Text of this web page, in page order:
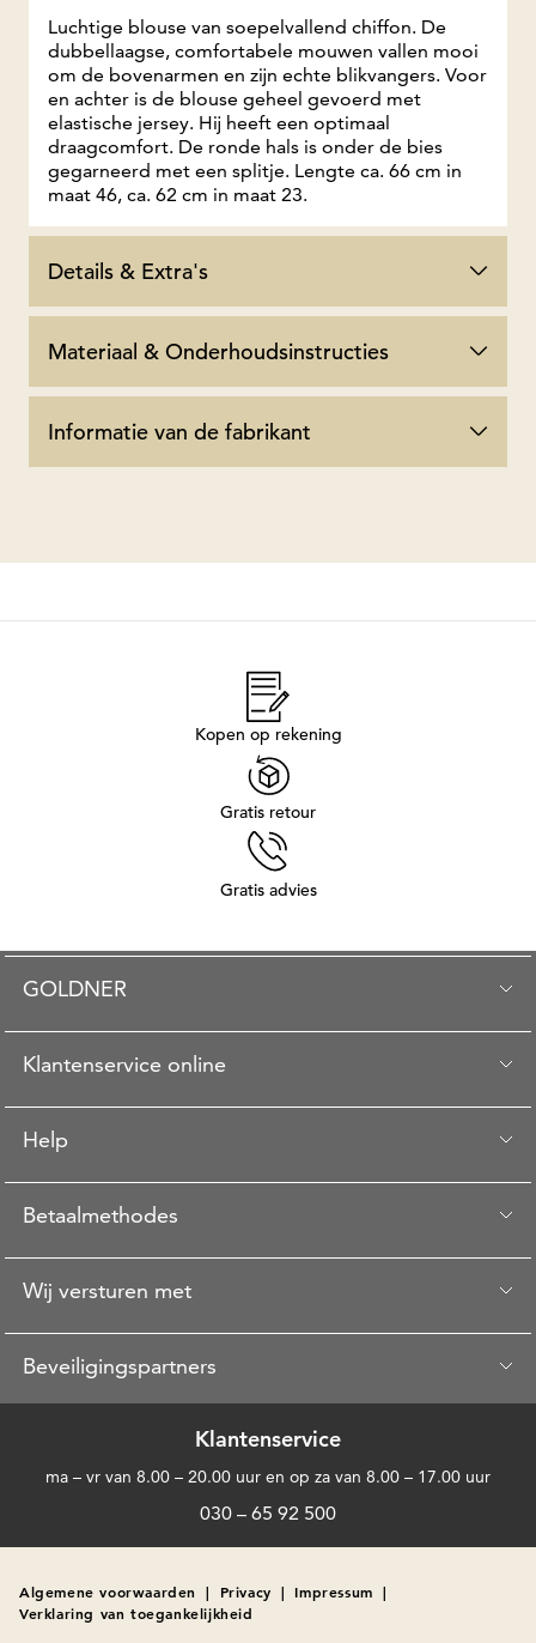
Luchtige blouse van soepelvallend chiffon. De
dubbellaagse, comfortabele mouwen vallen mooi
om de bovenarmen en zijn echte blikvangers. Voor
en achter is de blouse geheel gevoerd met
elastische jersey. Hij heeft een optimaal
draagcomfort. De ronde hals is onder de bies
gegarneerd met een splitje. Lengte ca. 66 cm in
maat 46, ca. 62 cm in maat 23.
Details & Extra's
Materiaal & Onderhoudsinstructies
Informatie van de fabrikant
Kopen op rekening
Gratis retour
Gratis advies
GOLDNER
Klantenservice online
Help
Betaalmethodes
Wij versturen met
Beveiligingspartners
Klantenservice
ma – vr van 8.00 – 20.00 uur en op za van 8.00 – 17.00 uur
030 – 65 92 500
Algemene voorwaarden | Privacy | Impressum |
Verklaring van toegankelijkheid